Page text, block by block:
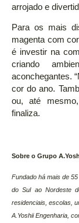
arrojado e
Para os mais
magenta com
é investir na
criando
aconchegantes.
cor do ano.
ou, até
finaliza.
Sobre o Grupo
Fundado há mais de
do Sul ao Nordeste
residenciais, escolas,
A.Yoshii Engenharia,